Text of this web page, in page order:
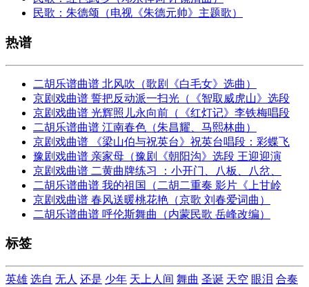
民歌：朱德颂（电视《朱德元帅》主题歌）
热谱
二胡乐谱曲谱 北风吹（歌剧《白毛女》选曲）
京剧戏曲谱 誓把反动派一扫光（《智取威虎山》选段
京剧戏曲谱 光辉照儿永向前（《红灯记》李铁梅唱段
二胡乐谱曲谱 江南春色（朱昌耀、马熙林曲）
京剧戏曲谱 《梁山伯与祝英台》祝英台唱段：彩蝶飞
豫剧戏曲谱 亲家母（豫剧《朝阳沟》选段 王迎迎演
京剧戏曲谱 二黄曲牌练习 ：小开门、八板、八岔、
二胡乐谱曲谱 我的祖国（二胡二重奏 影片《上甘岭
京剧戏曲谱 春风送暖桃花艳（京歌 刘春爱词曲）
二胡乐谱曲谱 呼伦斯舞曲（内蒙民歌 岳峰改编）
标签
英雄 选自 无人 还是 少年 天上人间 舞曲 圣诞 天空 眼泪 合奏